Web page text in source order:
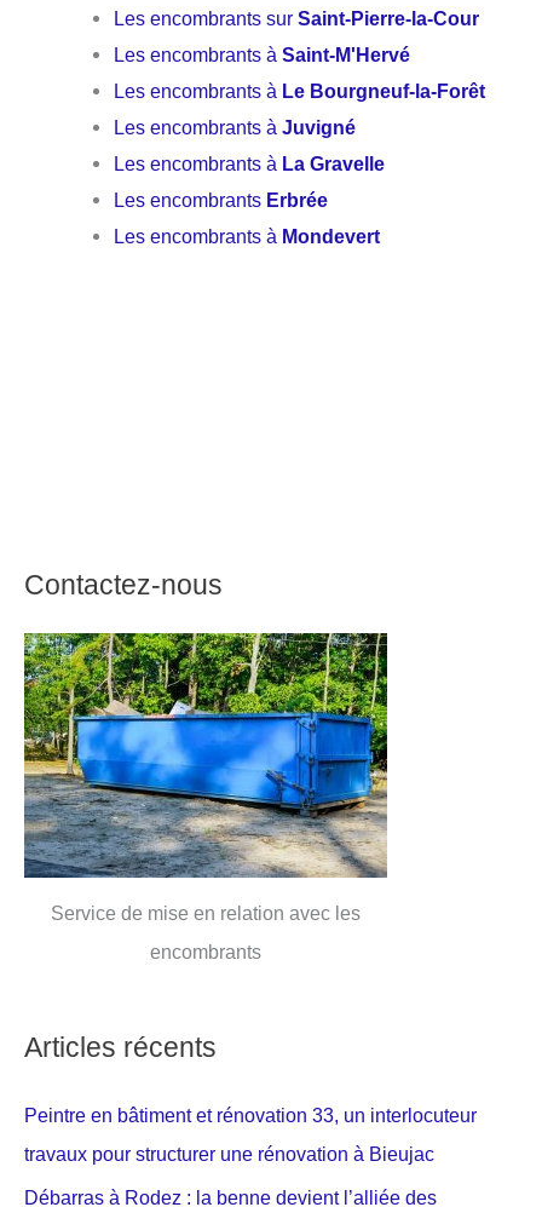
Les encombrants surSaint-Pierre-la-Cour
Les encombrants àSaint-M'Hervé
Les encombrants à Le Bourgneuf-la-Forêt
Les encombrants àJuvigné
Les encombrants à La Gravelle
Les encombrants Erbrée
Les encombrants à Mondevert
Contactez-nous
Service de mise en relation avec les
encombrants
Articles récents
Peintre en bâtiment et rénovation 33, un interlocuteur
travaux pour structurer une rénovation à Bieujac
Débarras à Rodez : la benne devient l’alliée des